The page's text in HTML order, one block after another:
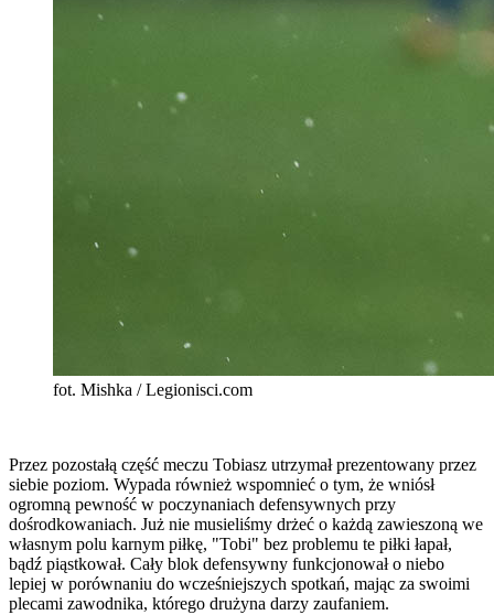
fot. Mishka / Legionisci.com
Przez pozostałą część meczu Tobiasz utrzymał prezentowany przez
siebie poziom. Wypada również wspomnieć o tym, że wniósł
ogromną pewność w poczynaniach defensywnych przy
dośrodkowaniach. Już nie musieliśmy drżeć o każdą zawieszoną we
własnym polu karnym piłkę, "Tobi" bez problemu te piłki łapał,
bądź piąstkował. Cały blok defensywny funkcjonował o niebo
lepiej w porównaniu do wcześniejszych spotkań, mając za swoimi
plecami zawodnika, którego drużyna darzy zaufaniem.